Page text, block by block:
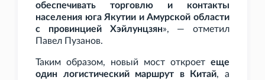
обеспечивать торговлю и контакты
населения юга Якутии и Амурской области
с провинцией Хэйлунцзян», — отметил
Павел Пузанов.
Таким образом, новый мост откроет еще
один логистический маршрут в Китай, а